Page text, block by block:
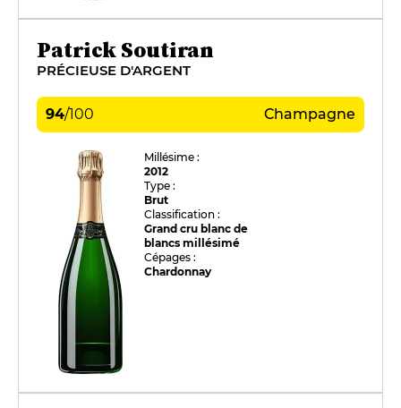
Patrick Soutiran
PRÉCIEUSE D'ARGENT
94/100 Champagne
Millésime :
2012
Type :
Brut
Classification :
Grand cru blanc de
blancs millésimé
Cépages :
Chardonnay